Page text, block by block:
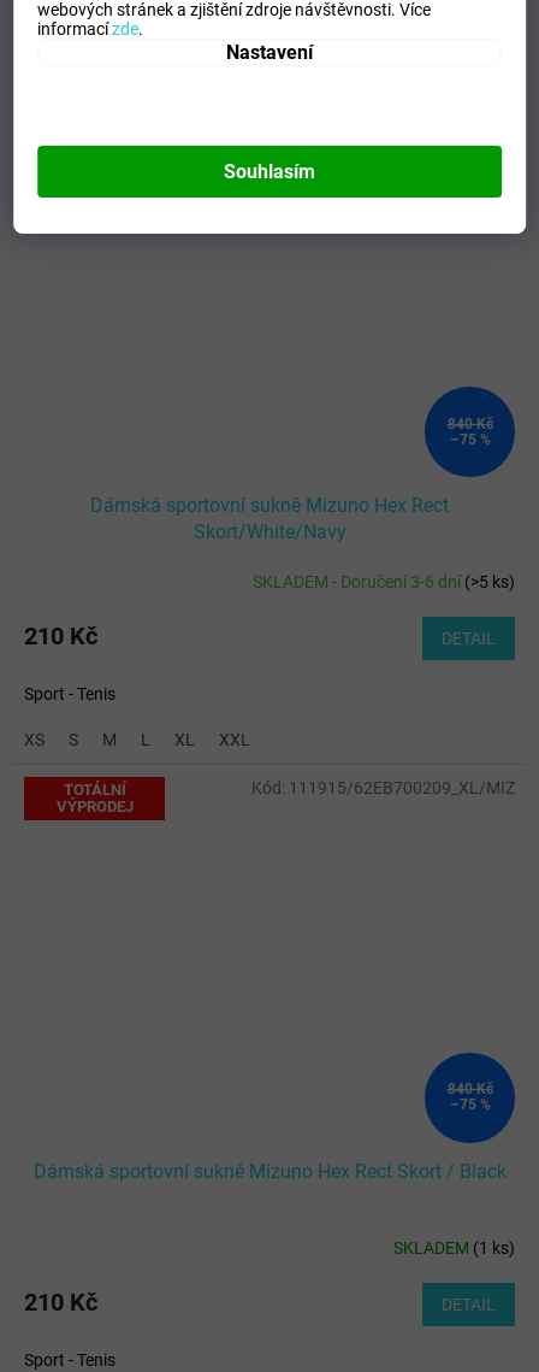
webových stránek a zjištění zdroje návštěvnosti.Více
informacízde.
Nastavení
Souhlasím
Mohlo by se vám líbit
840 Kč
–75 %
Dámská sportovní sukně Mizuno Hex Rect
Skort/White/Navy
SKLADEM - Doručení 3-6 dní(>5 ks)
210 Kč DETAIL
Sport - Tenis
XS S M L XL XXL
TOTÁLNÍ
VÝPRODEJ
840 Kč
–75 %
Dámská sportovní sukně Mizuno Hex Rect Skort / Black
SKLADEM (1 ks)
210 Kč DETAIL
Sport - Tenis
Kód: 111915/62EB700209_XL/MIZ